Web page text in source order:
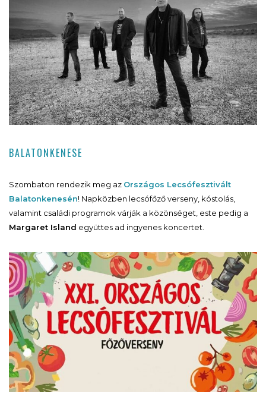
BALATONKENESE
Szombaton rendezik meg az Országos Lecsófesztivált
Balatonkenesén! Napközben lecsófőző verseny, kóstolás,
valamint családi programok várják a közönséget, este pedig a
Margaret Island együttes ad ingyenes koncertet.